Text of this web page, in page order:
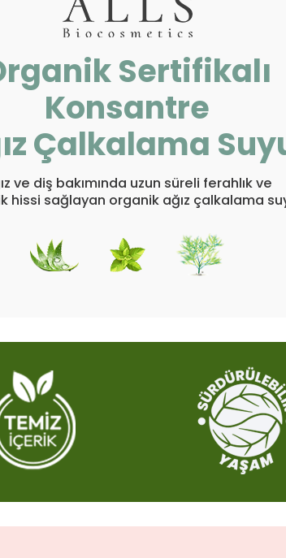
Sertifikalı
Konsantre
Çalkalama
ve diş bakımında uzun süreli ferahlık ve
hissi sağlayan organik ağız çalkalama